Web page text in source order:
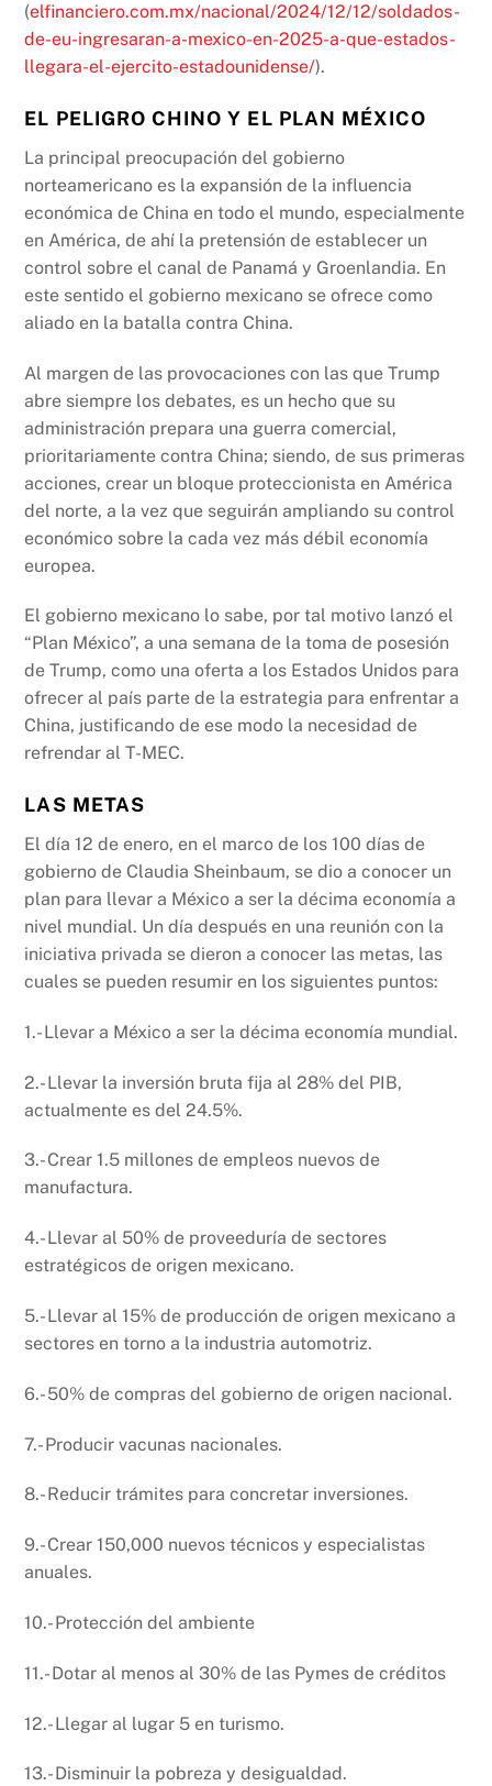
(elfinanciero.com.mx/nacional/2024/12/12/soldados-
de-eu-ingresaran-a-mexico-en-2025-a-que-estados-
llegara-el-ejercito-estadounidense/).
EL PELIGRO CHINO Y EL PLAN MÉXICO
La principal preocupación del gobierno
norteamericano es la expansión de la influencia
económica de China en todo el mundo, especialmente
en América, de ahí la pretensión de establecer un
control sobre el canal de Panamá y Groenlandia. En
este sentido el gobierno mexicano se ofrece como
aliado en la batalla contra China.
Al margen de las provocaciones con las que Trump
abre siempre los debates, es un hecho que su
administración prepara una guerra comercial,
prioritariamente contra China; siendo, de sus primeras
acciones, crear un bloque proteccionista en América
del norte, a la vez que seguirán ampliando su control
económico sobre la cada vez más débil economía
europea.
El gobierno mexicano lo sabe, por tal motivo lanzó el
“Plan México”, a una semana de la toma de posesión
de Trump, como una oferta a los Estados Unidos para
ofrecer al país parte de la estrategia para enfrentar a
China, justificando de ese modo la necesidad de
refrendar al T-MEC.
LAS METAS
El día 12 de enero, en el marco de los 100 días de
gobierno de Claudia Sheinbaum, se dio a conocer un
plan para llevar a México a ser la décima economía a
nivel mundial. Un día después en una reunión con la
iniciativa privada se dieron a conocer las metas, las
cuales se pueden resumir en los siguientes puntos:
1.- Llevar a México a ser la décima economía mundial.
2.- Llevar la inversión bruta fija al 28% del PIB,
actualmente es del 24.5%.
3.- Crear 1.5 millones de empleos nuevos de
manufactura.
4.- Llevar al 50% de proveeduría de sectores
estratégicos de origen mexicano.
5.- Llevar al 15% de producción de origen mexicano a
sectores en torno a la industria automotriz.
6.- 50% de compras del gobierno de origen nacional.
7.- Producir vacunas nacionales.
8.- Reducir trámites para concretar inversiones.
9.- Crear 150,000 nuevos técnicos y especialistas
anuales.
10.- Protección del ambiente
11.- Dotar al menos al 30% de las Pymes de créditos
12.- Llegar al lugar 5 en turismo.
13.- Disminuir la pobreza y desigualdad.